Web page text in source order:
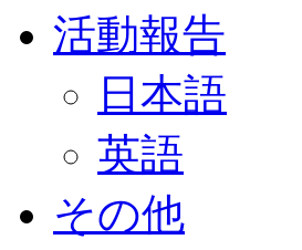
活動報告
日本語
英語
その他